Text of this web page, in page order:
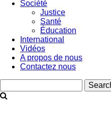
Société
Justice
Santé
Éducation
International
Vidéos
A propos de nous
Contactez nous